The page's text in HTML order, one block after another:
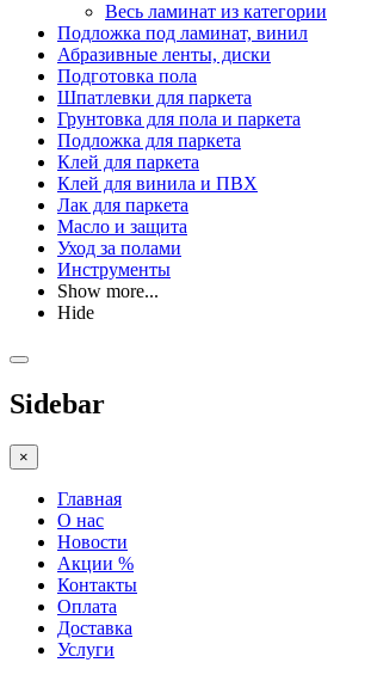
Весь ламинат из категории
Подложка под ламинат, винил
Абразивные ленты, диски
Подготовка пола
Шпатлевки для паркета
Грунтовка для пола и паркета
Подложка для паркета
Клей для паркета
Клей для винила и ПВХ
Лак для паркета
Масло и защита
Уход за полами
Инструменты
Show more...
Hide
Sidebar
×
Главная
О нас
Новости
Акции %
Контакты
Оплата
Доставка
Услуги